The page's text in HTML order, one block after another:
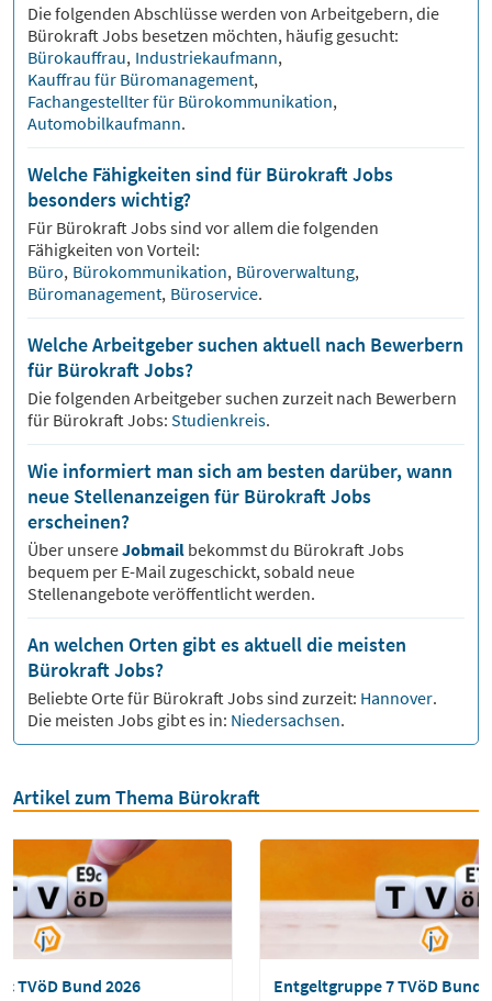
Die folgenden Abschlüsse werden von Arbeitgebern, die
Bürokraft Jobs besetzen möchten, häufig gesucht:
Bürokauffrau, Industriekaufmann,
Kauffrau für Büromanagement,
Fachangestellter für Bürokommunikation,
Automobilkaufmann.
Welche Fähigkeiten sind für Bürokraft Jobs
besonders wichtig?
Für Bürokraft Jobs sind vor allem die folgenden
Fähigkeiten von Vorteil:
Büro, Bürokommunikation, Büroverwaltung,
Büromanagement, Büroservice.
Welche Arbeitgeber suchen aktuell nach Bewerbern
für Bürokraft Jobs?
Die folgenden Arbeitgeber suchen zurzeit nach Bewerbern
für Bürokraft Jobs: Studienkreis.
Wie informiert man sich am besten darüber, wann
neue Stellenanzeigen für Bürokraft Jobs
erscheinen?
Über unsereJobmail bekommst du Bürokraft Jobs
bequem per E-Mail zugeschickt, sobald neue
Stellenangebote veröffentlicht werden.
An welchen Orten gibt es aktuell die meisten
Bürokraft Jobs?
Beliebte Orte für Bürokraft Jobs sind zurzeit: Hannover.
Die meisten Jobs gibt es in: Niedersachsen.
Artikel zum Thema Bürokraft
TVöD Bund 2026 Entgeltgruppe 7 TVöD Bund